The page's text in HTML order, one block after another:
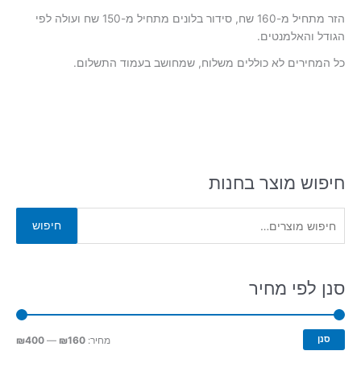
חיפוש מוצר בחנות
ו
ע
ב
חיפוש
סנן לפי מחיר
סנן מחיר: ₪160
—
₪400
הזר מתחיל מ-160 שח, סידור בלונים מתחיל מ-150 שח ועולה לפי
הגודל והאלמנטים.
כל המחירים לא כוללים משלוח, שמחושב בעמוד התשלום.